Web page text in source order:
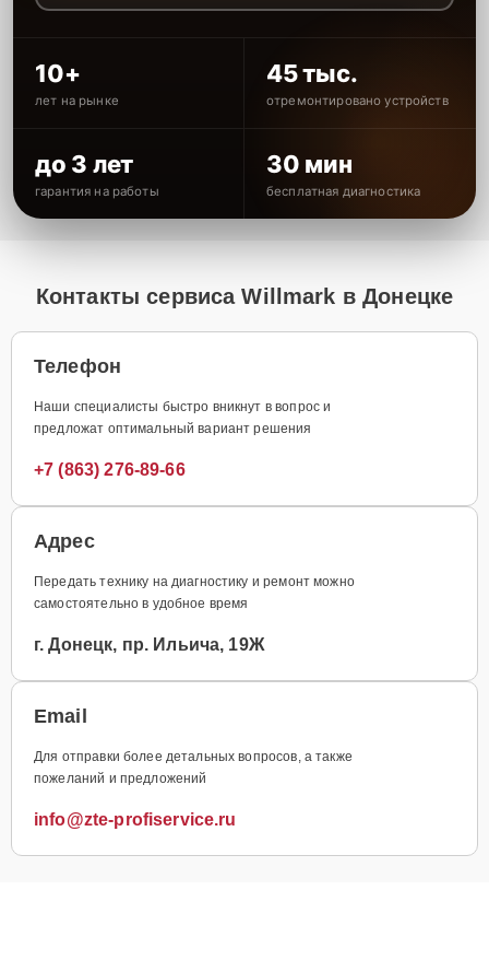
10+
лет на рынке
45 тыс.
отремонтировано устройств
до 3 лет
гарантия на работы
30 мин
бесплатная диагностика
Контакты сервиса Willmark в Донецке
Телефон
Наши специалисты быстро вникнут в вопрос и
предложат оптимальный вариант решения
+7 (863) 276-89-66
Адрес
Передать технику на диагностику и ремонт можно
самостоятельно в удобное время
г. Донецк, пр. Ильича, 19Ж
Email
Для отправки более детальных вопросов, а также
пожеланий и предложений
info@zte-profiservice.ru